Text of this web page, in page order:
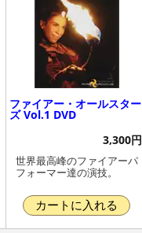
ファイアー・オールスター
ズ Vol.1 DVD
3,300円
世界最高峰のファイアーパ
フォーマー達の演技。
カートに入れる